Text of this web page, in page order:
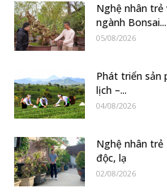
Nghệ nhân
ngành Bonsai...
05/08/2026
Phát triển sản
lịch –...
04/08/2026
Nghệ nhân
độc, lạ
02/08/2026